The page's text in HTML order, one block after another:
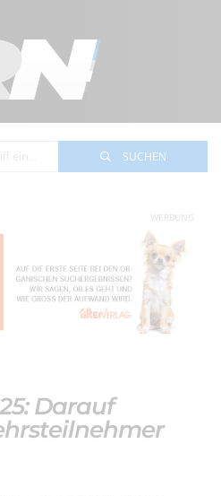
SUCHEN
WERBUNG
Darauf